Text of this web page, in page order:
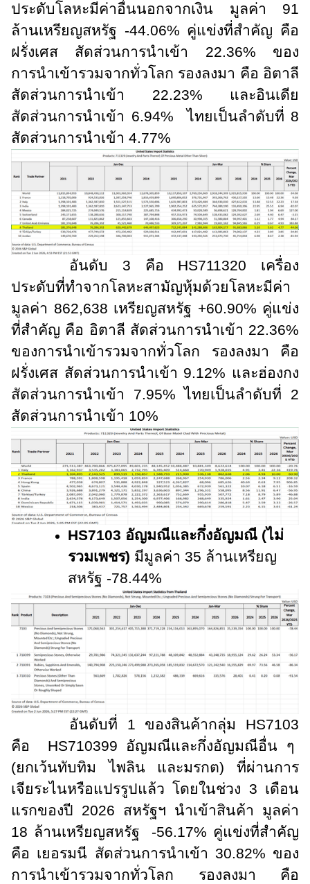
ประดับโลหะมีค่าอื่นนอกจากเงิน มูลค่า 91
ล้านเหรียญสหรัฐ -44.06% คู่แข่งที่สำคัญ คือ
ฝรั่งเศส สัดส่วนการนำเข้า 22.36% ของ
การนำเข้ารวมจากทั่วโลก รองลงมา คือ อิตาลี
สัดส่วนการนำเข้า 22.23% และอินเดีย
สัดส่วนการนำเข้า 6.94% ไทยเป็นลำดับที่ 8
สัดส่วนการนำเข้า 4.77%
อันดับ 3 คือ HS711320 เครื่อง
ประดับที่ทำจากโลหะสามัญหุ้มด้วยโลหะมีค่า
มูลค่า 862,638 เหรียญสหรัฐ +60.90% คู่แข่ง
ที่สำคัญ คือ อิตาลี สัดส่วนการนำเข้า 22.36%
ของการนำเข้ารวมจากทั่วโลก รองลงมา คือ
ฝรั่งเศส สัดส่วนการนำเข้า 9.12% และฮ่องกง
สัดส่วนการนำเข้า 7.95% ไทยเป็นลำดับที่ 2
สัดส่วนการนำเข้า 10%
HS7103 อัญมณีและกึ่งอัญมณี (ไม่
รวมเพชร) มีมูลค่า 35 ล้านเหรียญ
สหรัฐ -78.44%
อันดับที่ 1 ของสินค้ากลุ่ม HS7103
คือ HS710399 อัญมณีและกึ่งอัญมณีอื่น ๆ
(ยกเว้นทับทิม ไพลิน และมรกต) ที่ผ่านการ
เจียระไนหรือแปรรูปแล้ว โดยในช่วง 3 เดือน
แรกของปี 2026 สหรัฐฯ นำเข้าสินค้า มูลค่า
18 ล้านเหรียญสหรัฐ -56.17% คู่แข่งที่สำคัญ
คือ เยอรมนี สัดส่วนการนำเข้า 30.82% ของ
การนำเข้ารวมจากทั่วโลก รองลงมา คือ